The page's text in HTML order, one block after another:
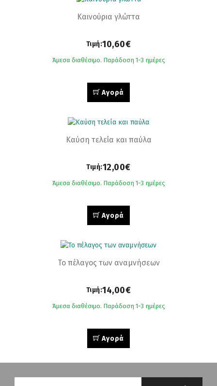
Καινούρια γλώττα
Τιμή:10,60€
Άμεσα διαθέσιμο. Παράδοση 1-3 ημέρες
Αγορά
Καύση τελεία και παύλα
Τιμή:12,00€
Άμεσα διαθέσιμο. Παράδοση 1-3 ημέρες
Αγορά
Το πέλαγος των αναµνήσεων
Τιμή:14,00€
Άμεσα διαθέσιμο. Παράδοση 1-3 ημέρες
Αγορά